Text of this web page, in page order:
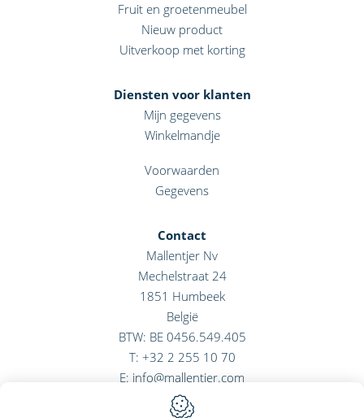
Fruit en groetenmeubel
Nieuw product
Uitverkoop met korting
Diensten voor klanten
Mijn gegevens
Winkelmandje
Voorwaarden
Gegevens
Contact
Mallentjer Nv
Mechelstraat 24
1851 Humbeek
België
BTW: BE 0456.549.405
T: +32 2 255 10 70
E: info@mallentjer.com